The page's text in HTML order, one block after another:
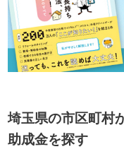
埼玉県の市区町村
助成金を探す